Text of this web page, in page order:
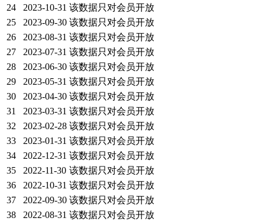
24
2023-10-31 该数据只对会员开放
25
2023-09-30 该数据只对会员开放
26
2023-08-31 该数据只对会员开放
27
2023-07-31 该数据只对会员开放
28
2023-06-30 该数据只对会员开放
29
2023-05-31 该数据只对会员开放
30
2023-04-30 该数据只对会员开放
31
2023-03-31 该数据只对会员开放
32
2023-02-28 该数据只对会员开放
33
2023-01-31 该数据只对会员开放
34
2022-12-31 该数据只对会员开放
35
2022-11-30 该数据只对会员开放
36
2022-10-31 该数据只对会员开放
37
2022-09-30 该数据只对会员开放
38
2022-08-31 该数据只对会员开放